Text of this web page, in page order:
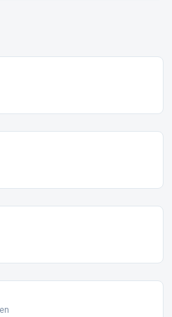
veya görüntülenemiyor.
bilgiler bulunuyor.
olmalı.